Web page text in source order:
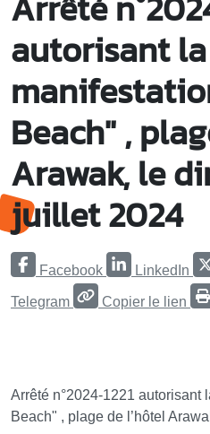
autorisant la
Beach" ,
Arawak, le
juillet 2024
Facebook LinkedIn
Telegram Copier le lien
Arrêté n°2024-1221 autorisant
Beach" , plage de l’hôtel